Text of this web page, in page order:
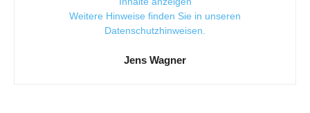
Weitere Hinweise finden Sie in unseren
Datenschutzhinweisen
Jens Wagner